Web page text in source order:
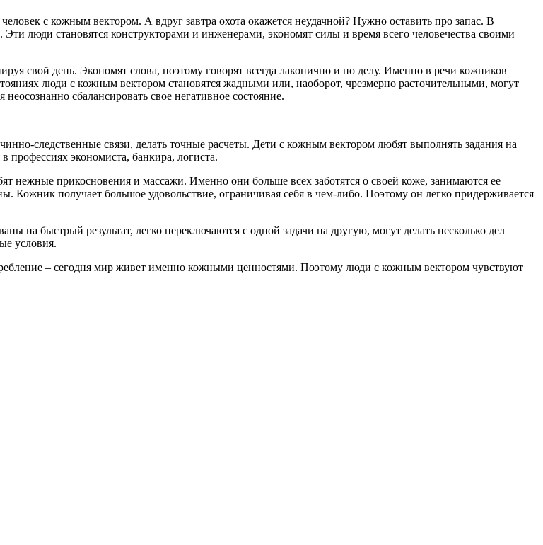
с кожным вектором. А вдруг завтра охота окажется неудачной? Нужно оставить про запас. В
люди становятся конструкторами и инженерами, экономят силы и время всего человечества своими
свой день. Экономят слова, поэтому говорят всегда лаконично и по делу. Именно в речи кожников
люди с кожным вектором становятся жадными или, наоборот, чрезмерно расточительными, могут
сбалансировать свое негативное состояние.
следственные связи, делать точные расчеты. Дети с кожным вектором любят выполнять задания на
профессиях экономиста, банкира, логиста.
нежные прикосновения и массажи. Именно они больше всех заботятся о своей коже, занимаются ее
получает большое удовольствие, ограничивая себя в чем-либо. Поэтому он легко придерживается
на быстрый результат, легко переключаются с одной задачи на другую, могут делать несколько дел
условия.
– сегодня мир живет именно кожными ценностями. Поэтому люди с кожным вектором чувствуют